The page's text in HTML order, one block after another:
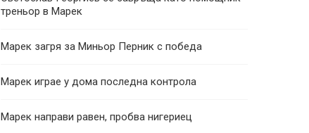
треньор в Марек
Марек загря за Миньор Перник с победа
Марек играе у дома последна контрола
Марек направи равен, пробва нигериец